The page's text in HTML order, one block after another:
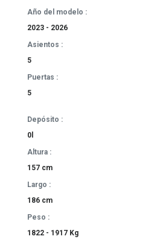
Año del modelo :
2023 - 2026
Asientos :
5
Puertas :
5
Depósito :
0l
Altura :
157 cm
Largo :
186 cm
Peso :
1822 - 1917 Kg